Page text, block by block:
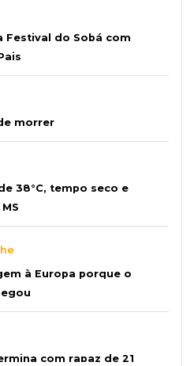
Festival do Sobá com
morrer
38°C, tempo seco e
à Europa porque o
com rapaz de 21